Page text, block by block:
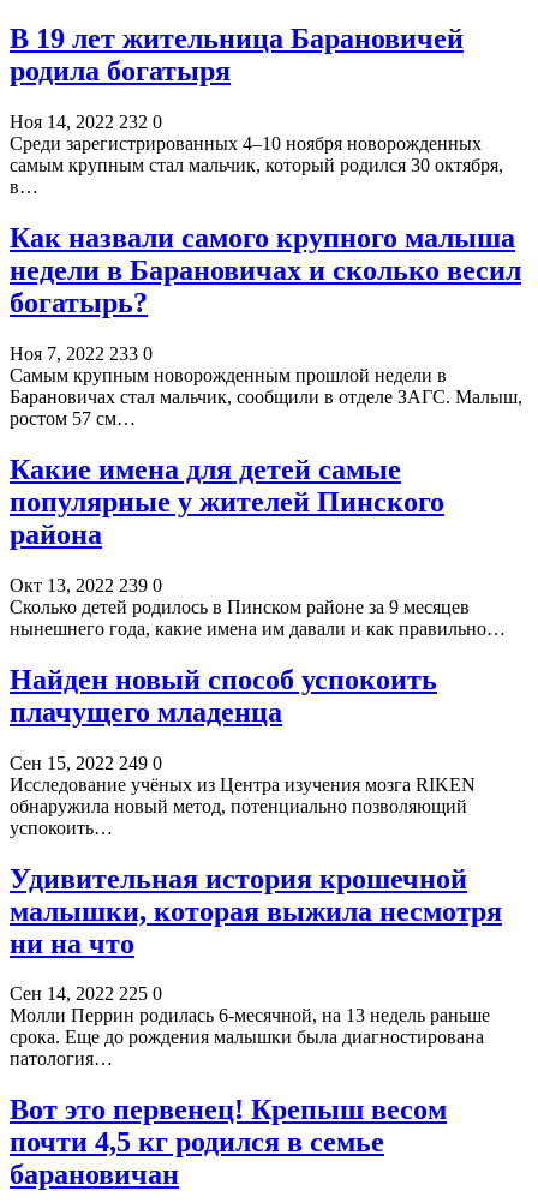
В 19 лет жительница Барановичей
родила богатыря
Ноя 14, 2022 232 0
Среди зарегистрированных 4–10 ноября новорожденных
самым крупным стал мальчик, который родился 30 октября,
в…
Как назвали самого крупного малыша
недели в Барановичах и сколько весил
богатырь?
Ноя 7, 2022 233 0
Самым крупным новорожденным прошлой недели в
Барановичах стал мальчик, сообщили в отделе ЗАГС. Малыш,
ростом 57 см…
Какие имена для детей самые
популярные у жителей Пинского
района
Окт 13, 2022 239 0
Сколько детей родилось в Пинском районе за 9 месяцев
нынешнего года, какие имена им давали и как правильно…
Найден новый способ успокоить
плачущего младенца
Сен 15, 2022 249 0
Исследование учёных из Центра изучения мозга RIKEN
обнаружила новый метод, потенциально позволяющий
успокоить…
Удивительная история крошечной
малышки, которая выжила несмотря
ни на что
Сен 14, 2022 225 0
Молли Перрин родилась 6-месячной, на 13 недель раньше
срока. Еще до рождения малышки была диагностирована
патология…
Вот это первенец! Крепыш весом
почти 4,5 кг родился в семье
барановичан